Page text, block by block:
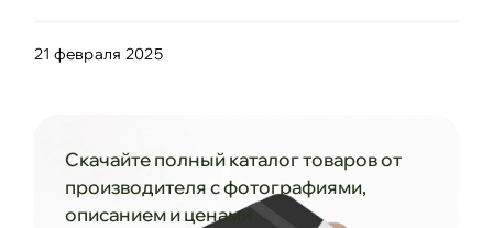
21 февраля 2025
Скачайте полный каталог товаров от
производителя с фотографиями,
описанием и ценами